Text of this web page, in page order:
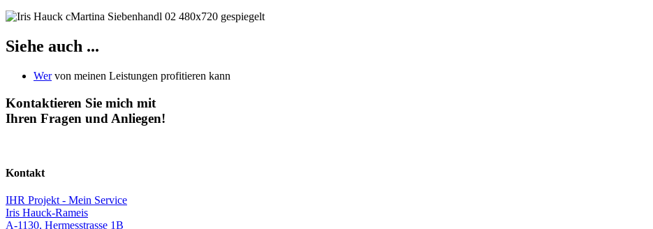
Siehe auch ...
Wervon meinen Leistungen profitieren kann
Kontaktieren Sie mich mit
Ihren Fragen und Anliegen!
Kontakt
IHR Projekt - Mein Service
Iris Hauck-Rameis
A-1130, Hermesstrasse 1B